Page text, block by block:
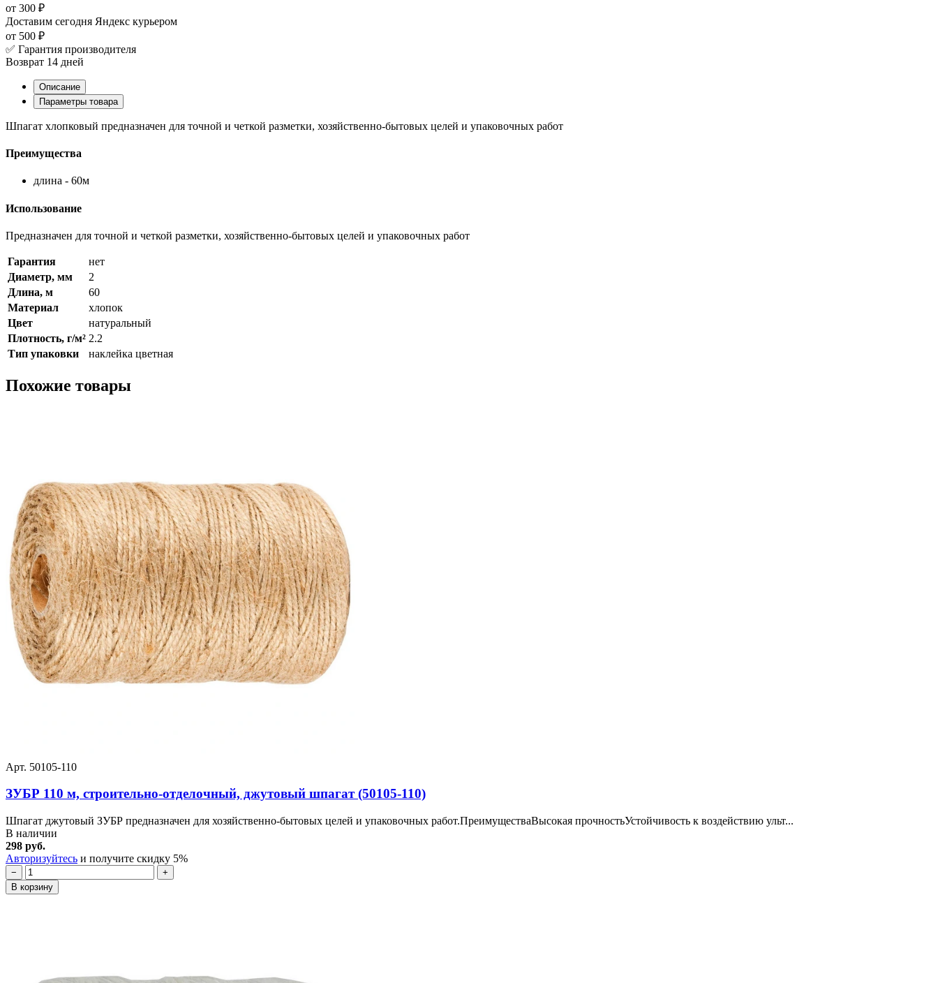
от 300 ₽
Доставим сегодня Яндекс курьером
от 500 ₽
✅ Гарантия производителя
Возврат 14 дней
Описание
Параметры товара
Шпагат хлопковый предназначен для точной и четкой разметки, хозяйственно-бытовых целей и упаковочных работ
Преимущества
длина - 60м
Использование
Предназначен для точной и четкой разметки, хозяйственно-бытовых целей и упаковочных работ
Гарантия
нет
Диаметр, мм
2
Длина, м
60
Материал
хлопок
Цвет
натуральный
Плотность, г/м² 2.2
Тип упаковки
наклейка цветная
Похожие товары
Арт. 50105-110
ЗУБР 110 м, строительно-отделочный, джутовый шпагат (50105-110)
Шпагат джутовый ЗУБР предназначен для хозяйственно-бытовых целей и упаковочных работ.ПреимуществаВысокая прочностьУстойчивость к воздействию ульт...
В наличии
298 руб.
Авторизуйтесь и получите скидку 5%
−
+
В корзину